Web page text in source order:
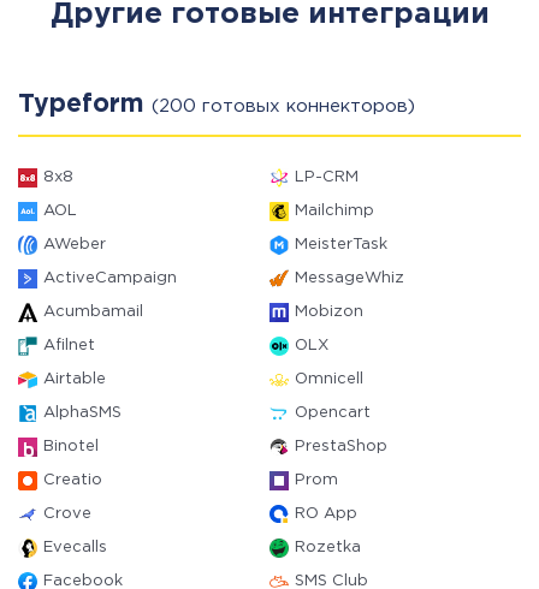
Другие готовые интеграции
Typeform (200 готовых коннекторов)
8x8 LP-CRM
AOL Mailchimp
AWeber MeisterTask
ActiveCampaign MessageWhiz
Acumbamail Mobizon
Afilnet OLX
Airtable Omnicell
AlphaSMS Opencart
Binotel PrestaShop
Creatio Prom
Crove RO App
Evecalls Rozetka
Facebook SMS Club